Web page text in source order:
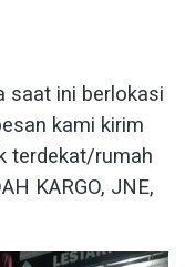
saat ini berlokasi
kami kirim
terdekat/rumah
KARGO, JNE,